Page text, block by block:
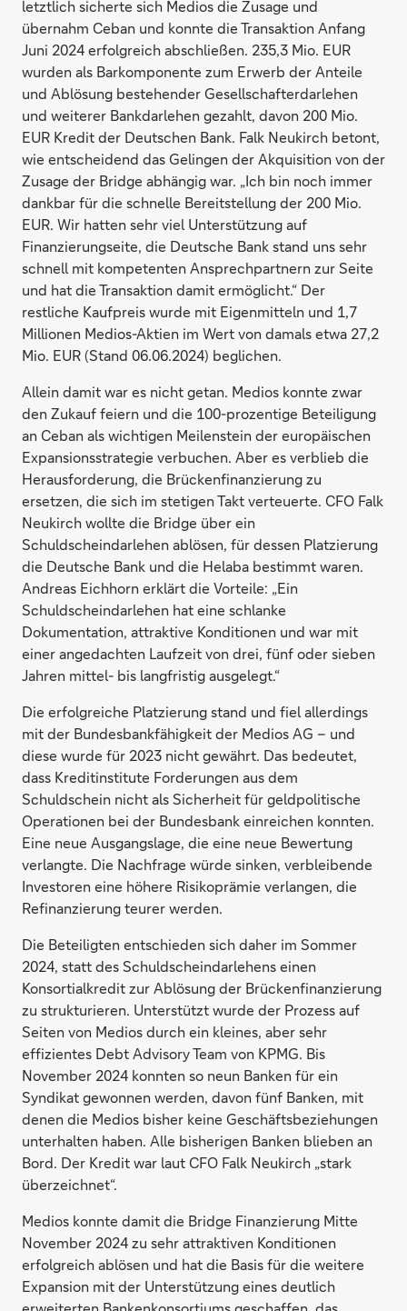
letztlich sicherte sich Medios die Zusage und
übernahm Ceban und konnte die Transaktion Anfang
Juni 2024 erfolgreich abschließen. 235,3 Mio. EUR
wurden als Barkomponente zum Erwerb der Anteile
und Ablösung bestehender Gesellschafterdarlehen
und weiterer Bankdarlehen gezahlt, davon 200 Mio.
EUR Kredit der Deutschen Bank. Falk Neukirch betont,
wie entscheidend das Gelingen der Akquisition von der
Zusage der Bridge abhängig war. „Ich bin noch immer
dankbar für die schnelle Bereitstellung der 200 Mio.
EUR. Wir hatten sehr viel Unterstützung auf
Finanzierungseite, die Deutsche Bank stand uns sehr
schnell mit kompetenten Ansprechpartnern zur Seite
und hat die Transaktion damit ermöglicht.“ Der
restliche Kaufpreis wurde mit Eigenmitteln und 1,7
Millionen Medios-Aktien im Wert von damals etwa 27,2
Mio. EUR (Stand 06.06.2024) beglichen.
Allein damit war es nicht getan. Medios konnte zwar
den Zukauf feiern und die 100-prozentige Beteiligung
an Ceban als wichtigen Meilenstein der europäischen
Expansionsstrategie verbuchen. Aber es verblieb die
Herausforderung, die Brückenfinanzierung zu
ersetzen, die sich im stetigen Takt verteuerte. CFO Falk
Neukirch wollte die Bridge über ein
Schuldscheindarlehen ablösen, für dessen Platzierung
die Deutsche Bank und die Helaba bestimmt waren.
Andreas Eichhorn erklärt die Vorteile: „Ein
Schuldscheindarlehen hat eine schlanke
Dokumentation, attraktive Konditionen und war mit
einer angedachten Laufzeit von drei, fünf oder sieben
Jahren mittel- bis langfristig ausgelegt.“
Die erfolgreiche Platzierung stand und fiel allerdings
mit der Bundesbankfähigkeit der Medios AG – und
diese wurde für 2023 nicht gewährt. Das bedeutet,
dass Kreditinstitute Forderungen aus dem
Schuldschein nicht als Sicherheit für geldpolitische
Operationen bei der Bundesbank einreichen konnten.
Eine neue Ausgangslage, die eine neue Bewertung
verlangte. Die Nachfrage würde sinken, verbleibende
Investoren eine höhere Risikoprämie verlangen, die
Refinanzierung teurer werden.
Die Beteiligten entschieden sich daher im Sommer
2024, statt des Schuldscheindarlehens einen
Konsortialkredit zur Ablösung der Brückenfinanzierung
zu strukturieren. Unterstützt wurde der Prozess auf
Seiten von Medios durch ein kleines, aber sehr
effizientes Debt Advisory Team von KPMG. Bis
November 2024 konnten so neun Banken für ein
Syndikat gewonnen werden, davon fünf Banken, mit
denen die Medios bisher keine Geschäftsbeziehungen
unterhalten haben. Alle bisherigen Banken blieben an
Bord. Der Kredit war laut CFO Falk Neukirch „stark
überzeichnet“.
Medios konnte damit die Bridge Finanzierung Mitte
November 2024 zu sehr attraktiven Konditionen
erfolgreich ablösen und hat die Basis für die weitere
Expansion mit der Unterstützung eines deutlich